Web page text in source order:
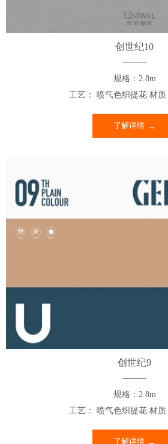
创世纪10
规格：2.8m
工艺： 喷气色织提花 材
了解详情
创世纪9
规格：2.8m
工艺： 喷气色织提花 材
了解详情